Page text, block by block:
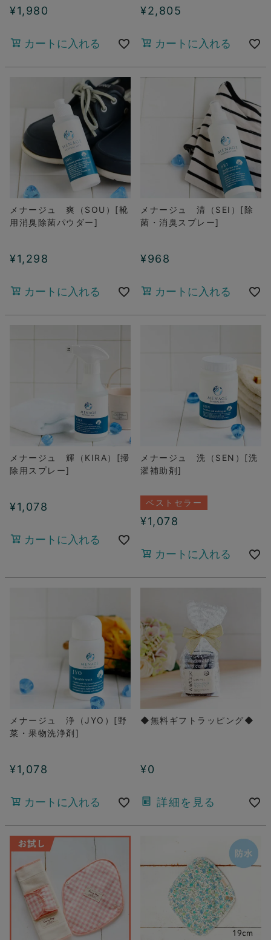
¥1,980
カートに入れる
¥2,805
カートに入れる
メナージュ 爽（SOU）[靴
用消臭除菌パウダー]
¥1,298
カートに入れる
メナージュ 清（SEI）[除
菌・消臭スプレー]
¥968
カートに入れる
メナージュ 輝（KIRA）[掃
除用スプレー]
¥1,078
カートに入れる
メナージュ 洗（SEN）[洗
濯補助剤]
ベストセラー
¥1,078
カートに入れる
メナージュ 浄（JYO）[野
菜・果物洗浄剤]
¥1,078
カートに入れる
◆無料ギフトラッピング◆
¥0
詳細を見る